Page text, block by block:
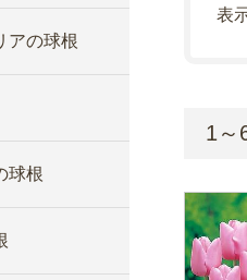
アの球根
球根
表
1～